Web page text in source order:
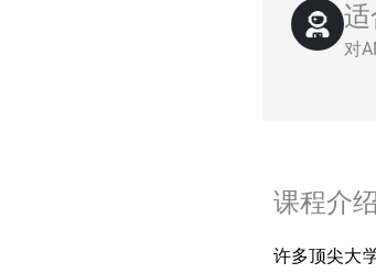
适
对
课程介绍
许多顶尖大